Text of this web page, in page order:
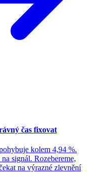
čas fixovat
kolem 4,94 %.
signál. Rozebereme,
na výrazné zlevnění